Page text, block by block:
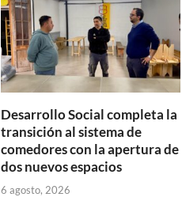
Desarrollo Social completa la
transición al sistema de
comedores con la apertura de
dos nuevos espacios
6 agosto, 2026